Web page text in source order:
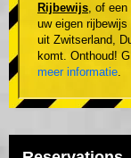
Rijbewijs, of een
uw eigen
uit Zwitserland,
komt. Onthoud!
meer informatie.